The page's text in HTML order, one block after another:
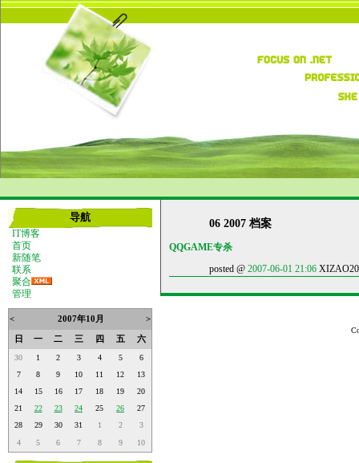
导航
IT博客
首页
新随笔
联系
聚合
管理
< 2007年10月 >
日 一 二 三 四 五 六
30 1 2 3 4 5
6
7
8 9 10 11 12
13
14
15 16 17 18 19
20
21
22 23 24 25 26
27
28
29 30 31 1 2
3
4
5 6 7 8 9 10
06 2007 档案
QQGAME专杀
posted @ 2007-06-01 21:06